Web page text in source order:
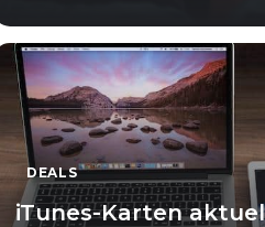
DEALS
iTunes-Karten